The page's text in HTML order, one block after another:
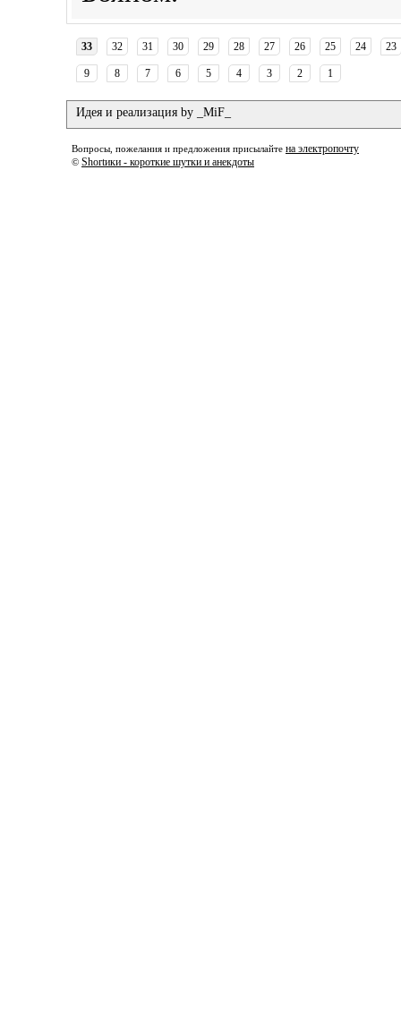
33 32 31 30 29 28 27 26 25 24 23
9 8 7 6 5 4 3 2 1
Идея и реализация by _MiF_
Вопросы, пожелания и предложения присылайте на электропочту
© Shortики - короткие шутки и анекдоты